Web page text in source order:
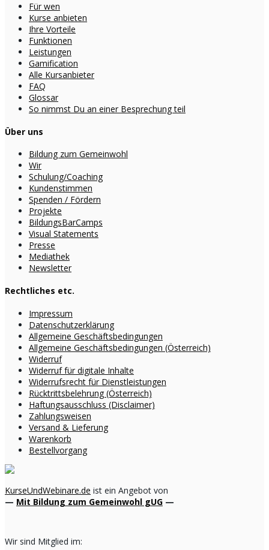
Für wen
Kurse anbieten
Ihre Vorteile
Funktionen
Leistungen
Gamification
Alle Kursanbieter
FAQ
Glossar
So nimmst Du an einer Besprechung teil
Über uns
Bildung zum Gemeinwohl
Wir
Schulung/Coaching
Kundenstimmen
Spenden / Fördern
Projekte
BildungsBarCamps
Visual Statements
Presse
Mediathek
Newsletter
Rechtliches etc.
Impressum
Datenschutzerklärung
Allgemeine Geschäftsbedingungen
Allgemeine Geschäftsbedingungen (Österreich)
Widerruf
Widerruf für digitale Inhalte
Widerrufsrecht für Dienstleistungen
Rücktrittsbelehrung (Österreich)
Haftungsausschluss (Disclaimer)
Zahlungsweisen
Versand & Lieferung
Warenkorb
Bestellvorgang
KurseUndWebinare.de ist ein Angebot von
— Mit Bildung zum Gemeinwohl gUG —
Wir sind Mitglied im: